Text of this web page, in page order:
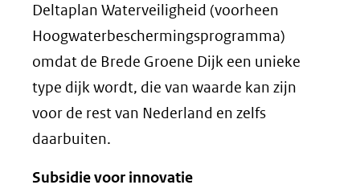
Deltaplan Waterveiligheid (voorheen
Hoogwaterbeschermingsprogramma)
omdat de Brede Groene Dijk een unieke
type dijk wordt, die van waarde kan zijn
voor de rest van Nederland en zelfs
daarbuiten.
Subsidie voor innovatie